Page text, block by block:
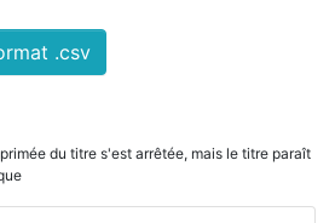
.csv
du titre s'est arrêtée, mais le titre paraît